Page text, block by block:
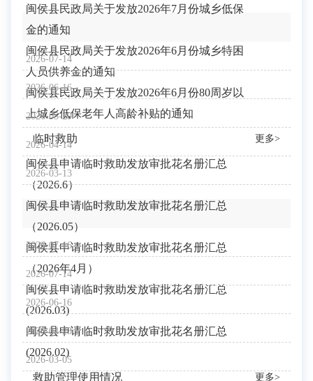
闽侯县民政局关于发放2026年7月份城乡低保
金的通知
闽侯县民政局关于发放2026年6月份城乡特困
人员供养金的通知
闽侯县民政局关于发放2026年6月份80周岁以
上城乡低保老年人高龄补贴的通知
临时救助 更多>
2026-07-14
闽侯县申请临时救助发放审批花名册汇总
（2026.6）
2026-06-16
闽侯县申请临时救助发放审批花名册汇总
（2026.05）
2026-05-29
闽侯县申请临时救助发放审批花名册汇总
（2026年4月）
2026-04-14
闽侯县申请临时救助发放审批花名册汇总
(2026.03)
2026-03-13
闽侯县申请临时救助发放审批花名册汇总
(2026.02)
救助管理使用情况 更多>
2026-07-16
2026-07-14
2026-06-16
2026-04-23
2026-03-05